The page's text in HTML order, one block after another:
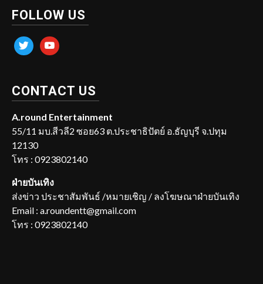
FOLLOW US
twitter youtube
CONTACT US
A.round Entertainment
55/11 มบ.สีวลี2 ซอย63 ต.ประชาธิปัตย์ อ.ธัญบุรี จ.ปทุม
12130
โทร : 0923802140
ฝ่ายบันเทิง
ส่งข่าว ประชาสัมพันธ์ /หมายเชิญ / ลงโฆษณาฝ่ายบันเทิง
Email : a.roundentt@gmail.com
โทร : 0923802140